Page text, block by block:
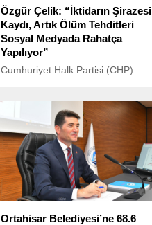
Özgür Çelik: “İktidarın Şirazesi
Kaydı, Artık Ölüm Tehditleri
Sosyal Medyada Rahatça
Yapılıyor”
Cumhuriyet Halk Partisi (CHP)
İstanbul Büyükşehir Belediye
Başkanı Ekrem İmamoğlu’na
yönelik ölüm tehditlerine dikkat
çekti.
Ortahisar Belediyesi’ne 68.6